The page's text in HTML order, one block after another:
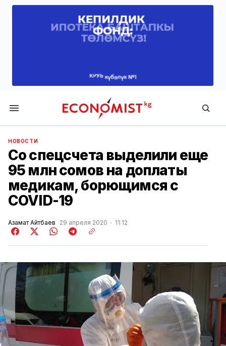
Economist.kg
НОВОСТИ
Со спецсчета выделили еще
95 млн сомов на доплаты
медикам, борющимся с
COVID-19
Азамат Айтбаев 29 апреля 2020 11:12